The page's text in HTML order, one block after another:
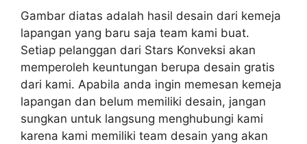
Gambar diatas adalah hasil desain dari kemeja
lapangan yang baru saja team kami buat.
Setiap pelanggan dari Stars Konveksi akan
memperoleh keuntungan berupa desain gratis
dari kami. Apabila anda ingin memesan kemeja
lapangan dan belum memiliki desain, jangan
sungkan untuk langsung menghubungi kami
karena kami memiliki team desain yang akan